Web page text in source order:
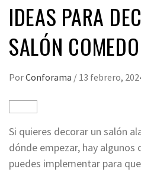
IDEAS PARA
SALÓN
PorConforama / 13 febrero,
Si quieres decorar un salón
dónde empezar, hay algunos
puedes implementar para